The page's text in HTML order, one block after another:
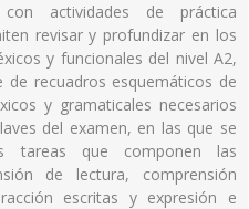
actividades de práctica
revisar y profundizar en los
y funcionales del nivel A2,
de recuadros esquemáticos de
y gramaticales necesarios
del examen, en las que se
tareas que componen las
de lectura, comprensión
escritas y expresión e